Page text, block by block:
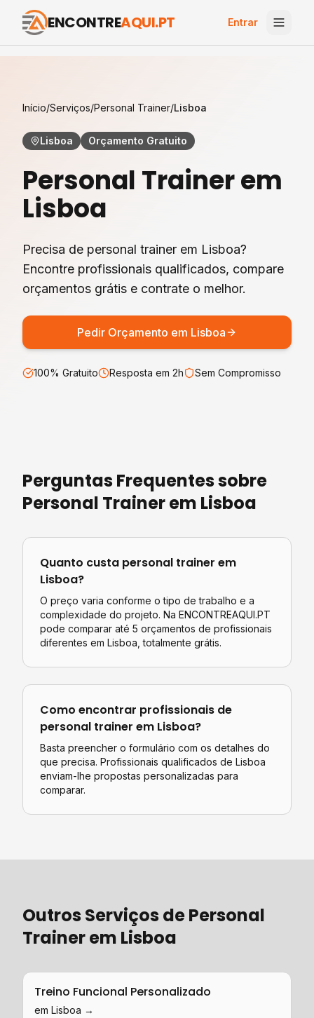
ENCONTREAQUI.PT Entrar
Início/Serviços/Personal Trainer/Lisboa
Lisboa Orçamento Gratuito
Personal Trainerem
Lisboa
Precisa de personal trainer em Lisboa?
Encontre profissionais qualificados, compare
orçamentos grátis e contrate o melhor.
Pedir Orçamento em Lisboa
100% Gratuito Resposta em 2h Sem Compromisso
Perguntas Frequentes sobre
Personal Trainerem Lisboa
Quanto custa personal trainer em
Lisboa?
O preço varia conforme o tipo de trabalho e a
complexidade do projeto. Na ENCONTREAQUI.PT
pode comparar até 5 orçamentos de profissionais
diferentes em Lisboa , totalmente grátis.
Como encontrar profissionais de
personal trainer em Lisboa?
Basta preencher o formulário com os detalhes do
que precisa. Profissionais qualificados de Lisboa
enviam-lhe propostas personalizadas para
comparar.
Outros Serviços dePersonal
Trainerem Lisboa
Treino Funcional Personalizado
em Lisboa →